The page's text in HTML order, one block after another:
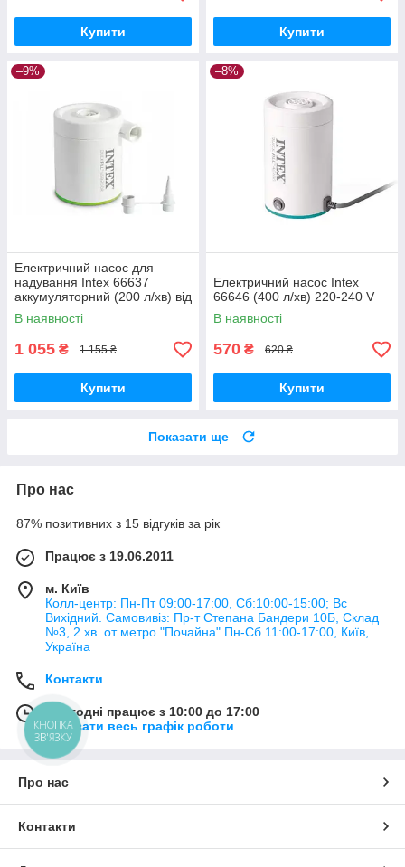
Купити Купити
–9%
Електричний насос для
надування Intex 66637
аккумуляторний (200 л/хв) від
USB 5V + Powerbank 2000
mAh
В наявності
1 055 ₴ 1 155 ₴
Купити
–8%
Електричний насос Intex
66646 (400 л/хв) 220-240 V
В наявності
570 ₴ 620 ₴
Купити
Показати ще
Про нас
87% позитивних з 15 відгуків за рік
Працює з 19.06.2011
м. Київ
Колл-центр: Пн-Пт 09:00-17:00, Сб:10:00-15:00; Вс
Вихідний. Самовивіз: Пр-т Степана Бандери 10Б, Склад
№3, 2 хв. от метро "Почайна" Пн-Cб 11:00-17:00, Київ,
Україна
Контакти
Сьогодні працює з 10:00 до 17:00
Показати весь графік роботи
Про нас
Контакти
КНОПКА
ЗВ'ЯЗКУ